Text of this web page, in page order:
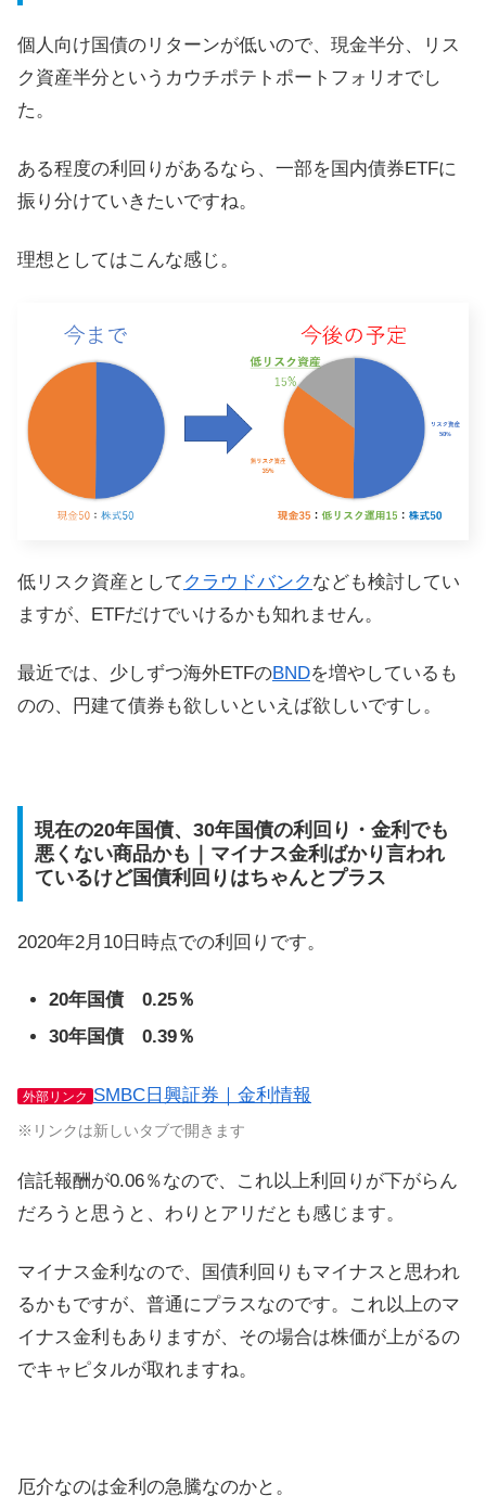
個人向け国債のリターンが低いので、現金半分、リス
ク資産半分というカウチポテトポートフォリオでし
た。
ある程度の利回りがあるなら、一部を国内債券ETFに
振り分けていきたいですね。
理想としてはこんな感じ。
低リスク資産として クラウドバンク なども検討してい
ますが、ETFだけでいけるかも知れません。
最近では、少しずつ海外ETFのBNDを増やしているも
のの、円建て債券も欲しいといえば欲しいですし。
現在の20年国債、30年国債の利回り・金利でも
悪くない商品かも｜マイナス金利ばかり言われ
ているけど国債利回りはちゃんとプラス
2020年2月10日時点での利回りです。
20年国債 0.25％
30年国債 0.39％
外部リンク SMBC日興証券｜金利情報
※リンクは新しいタブで開きます
信託報酬が0.06％なので、これ以上利回りが下がらん
だろうと思うと、わりとアリだとも感じます。
マイナス金利なので、国債利回りもマイナスと思われ
るかもですが、普通にプラスなのです。これ以上のマ
イナス金利もありますが、その場合は株価が上がるの
でキャピタルが取れますね。
厄介なのは金利の急騰なのかと。